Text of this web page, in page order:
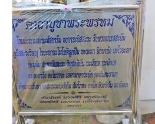
Add to
Wishlist